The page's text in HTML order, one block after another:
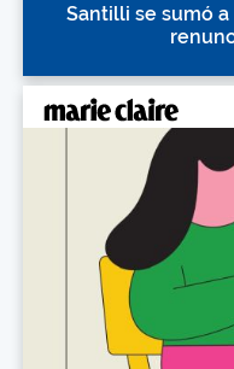
Santilli se sumó